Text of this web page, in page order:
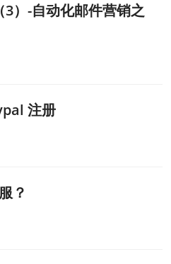
）-自动化邮件营销之
注册
？